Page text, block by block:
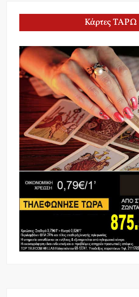
Κάρτες ΤΑΡΩ